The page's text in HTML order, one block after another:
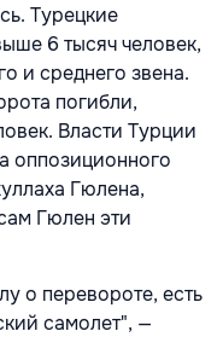
Турецкие
6 тысяч человек,
и среднего звена.
погибли,
Власти Турции
оппозиционного
Гюлена,
Гюлен эти
о перевороте, есть
самолет", —